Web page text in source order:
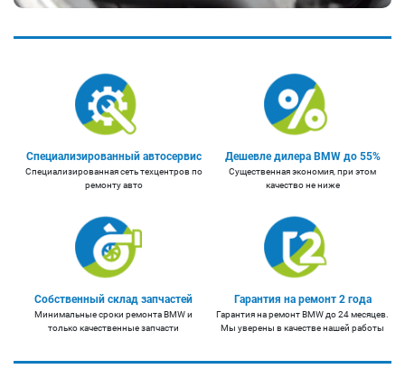
Специализированный автосервис
Специализированная сеть техцентров по
ремонту авто
Дешевле дилера BMW до 55%
Существенная экономия, при этом
качество не ниже
Собственный склад запчастей
Минимальные сроки ремонта BMW и
только качественные запчасти
Гарантия на ремонт 2 года
Гарантия на ремонт BMW до 24 месяцев.
Мы уверены в качестве нашей работы